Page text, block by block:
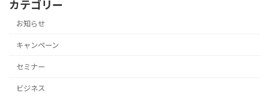
カテゴリー
お知らせ
キャンペーン
セミナー
ビジネス